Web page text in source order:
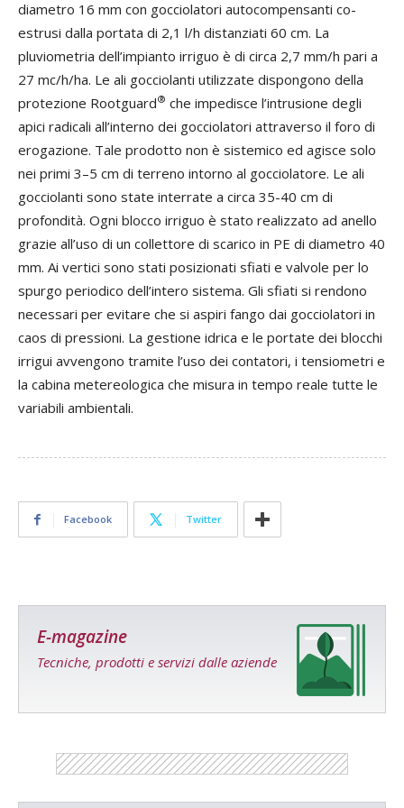
diametro 16 mm con gocciolatori autocompensanti co-
estrusi dalla portata di 2,1 l/h distanziati 60 cm. La
pluviometria dell’impianto irriguo è di circa 2,7 mm/h pari a
27 mc/h/ha. Le ali gocciolanti utilizzate dispongono della
protezione Rootguard® che impedisce l’intrusione degli
apici radicali all’interno dei gocciolatori attraverso il foro di
erogazione. Tale prodotto non è sistemico ed agisce solo
nei primi 3–5 cm di terreno intorno al gocciolatore. Le ali
gocciolanti sono state interrate a circa 35-40 cm di
profondità. Ogni blocco irriguo è stato realizzato ad anello
grazie all’uso di un collettore di scarico in PE di diametro 40
mm. Ai vertici sono stati posizionati sfiati e valvole per lo
spurgo periodico dell’intero sistema. Gli sfiati si rendono
necessari per evitare che si aspiri fango dai gocciolatori in
caos di pressioni. La gestione idrica e le portate dei blocchi
irrigui avvengono tramite l’uso dei contatori, i tensiometri e
la cabina metereologica che misura in tempo reale tutte le
variabili ambientali.
Facebook Twitter
E-magazine
Tecniche, prodotti e servizi dalle aziende